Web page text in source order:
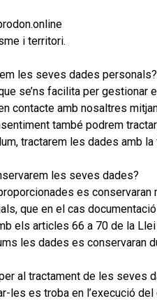
i territori.
les seves dades personals?
se’ns facilita per
contacte amb nosaltres
també podrem
tractarem les dades amb
les seves dades?
es
que en el cas
els articles 66 a 70 de la
les dades es conservaran
al tractament de les seves
les es troba en l’execució